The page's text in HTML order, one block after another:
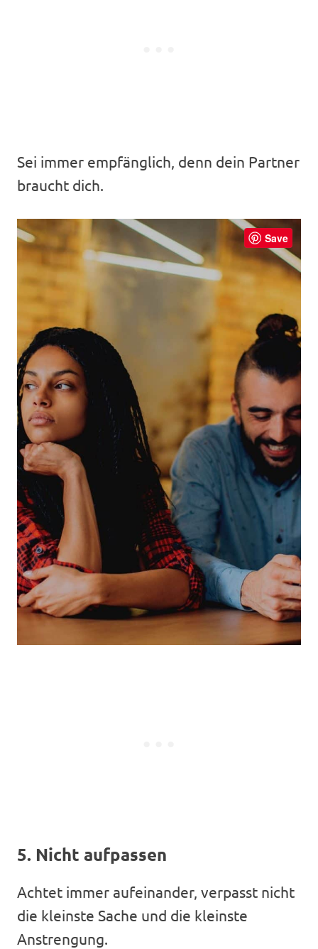
Sei immer empfänglich, denn dein Partner
braucht dich.
Save
5. Nicht aufpassen
Achtet immer aufeinander, verpasst nicht
die kleinste Sache und die kleinste
Anstrengung.